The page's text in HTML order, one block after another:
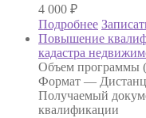
4 000 ₽
Подробнее
Повышение
кадастра
Объем программы
Формат —
Получаемый
квалификации